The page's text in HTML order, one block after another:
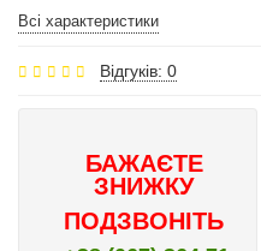
Всі характеристики
Відгуків: 0
БАЖАЄТЕ
ЗНИЖКУ
ПОДЗВОНІТЬ